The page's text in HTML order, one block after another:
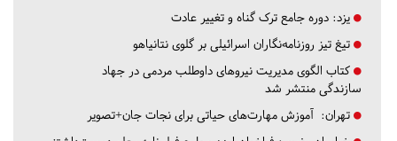
یزد: دوره جامع ترک گناه و تغییر عادت
تیغ تیز روزنامه‌نگاران اسرائیلی بر گلوی نتانیاهو
کتاب الگوی مدیریت نیروهای داوطلب مردمی در جهاد
سازندگی منتشر شد
تهران: آموزش مهارت‌های حیاتی برای نجات جان+تصویر